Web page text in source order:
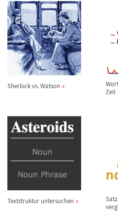
Sherlock vs. Watson
Zeit
Textstruktur untersuchen